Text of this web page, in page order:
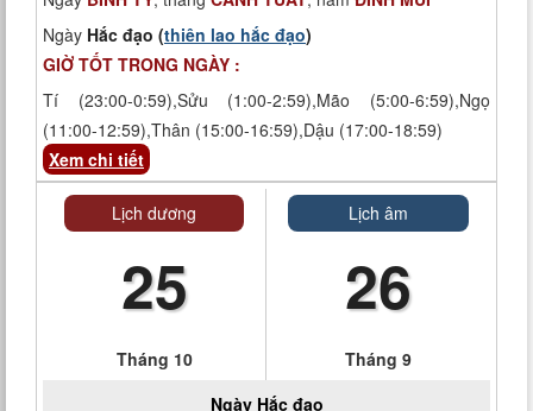
Ngày Hắc đạo (thiên lao hắc đạo)
GIỜ TỐT TRONG NGÀY :
Tí (23:00-0:59),Sửu (1:00-2:59),Mão (5:00-6:59),Ngọ
(11:00-12:59),Thân (15:00-16:59),Dậu (17:00-18:59)
Xem chi tiết
Lịch dương
25
Tháng 10
Lịch âm
26
Tháng 9
Ngày Hắc đạo